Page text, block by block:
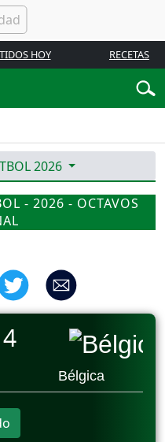
HOY RECETAS
2026
- 2026 - OCTAVOS
4
Bélgica